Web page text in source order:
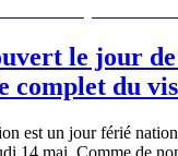
le jour
complet du
est un jour férié
14 mai. Comme de